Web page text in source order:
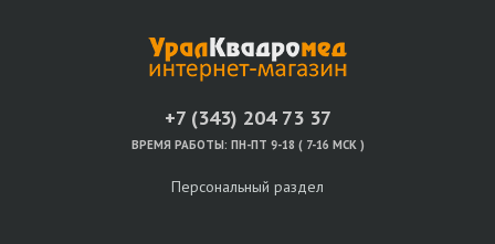
+7 (343) 204 73 37
ВРЕМЯ РАБОТЫ: ПН-ПТ 9-18 ( 7-16 МСК )
Персональный раздел